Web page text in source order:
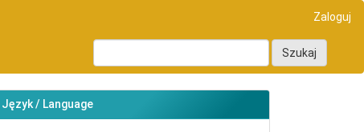
Zaloguj
Szukaj
Język / Language